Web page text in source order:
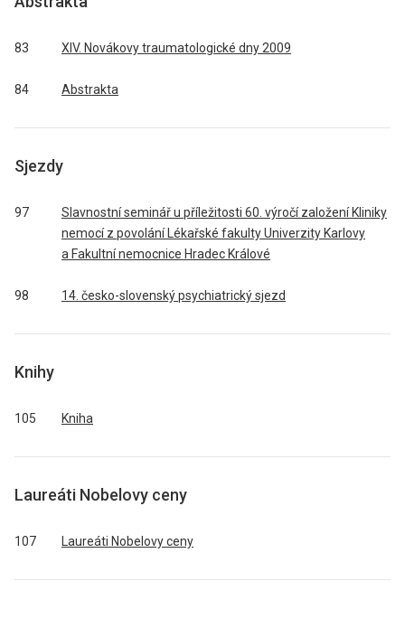
83 XIV. Novákovy traumatologické dny 2009
84 Abstrakta
Sjezdy
97
Slavnostní seminář u příležitosti 60. výročí založení Kliniky
nemocí z povolání Lékařské fakulty Univerzity Karlovy
a Fakultní nemocnice Hradec Králové
98 14. česko-slovenský psychiatrický sjezd
Knihy
105 Kniha
Laureáti Nobelovy ceny
107 Laureáti Nobelovy ceny